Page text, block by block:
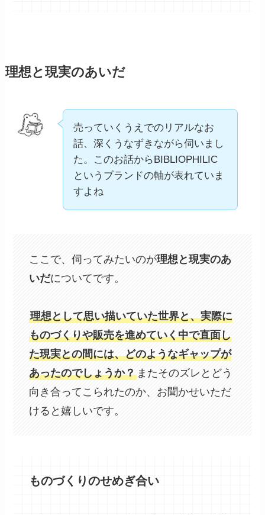
理想と現実のあいだ
売っていくうえでのリアルなお
話、深くうなずきながら伺いまし
た。このお話からBIBLIOPHILIC
というブランドの軸が表れていま
すよね
ここで、伺ってみたいのが理想と現実のあ
いだについてです。
理想として思い描いていた世界と、実際に
ものづくりや販売を進めていく中で直面し
た現実との間には、どのようなギャップが
あったのでしょうか？ またそのズレとどう
向き合ってこられたのか、お聞かせいただ
けると嬉しいです。
ものづくりのせめぎ合い